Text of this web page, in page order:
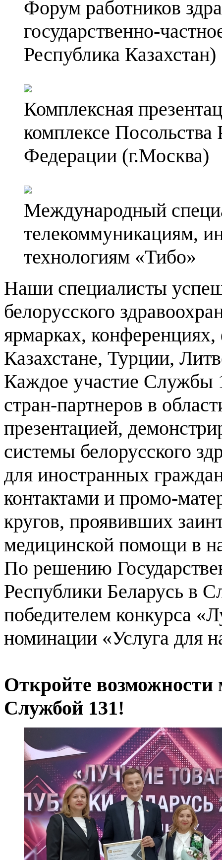
Форум работников
государственно-
Республика Казахстан)
Комплексная
комплексе Посольства
Федерации (г.Москва)
Международный
телекоммуникациям,
технологиям «Тибо»
Наши специалисты
белорусского
ярмарках,
Казахстане, Турции,
Каждое участие Службы
стран-партнеров в
презентацией,
системы белорусского
для иностранных
контактами и промо-
кругов, проявивших
медицинской помощи в
По решению
Республики Беларусь в
победителем конкурса
номинации «Услуга для
Откройте возможности
Службой 131!